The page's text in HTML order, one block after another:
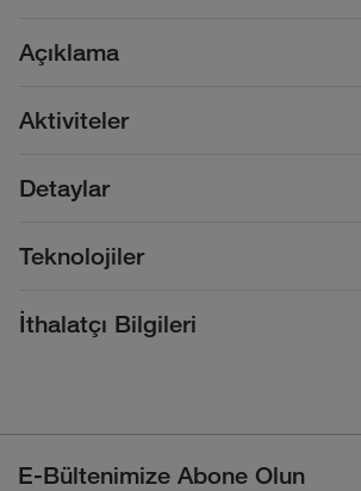
Açıklama
Detaylar
Aktiviteler
Teknolojiler
İthalatçı Bilgileri
E-Bültenimize Abone Olun